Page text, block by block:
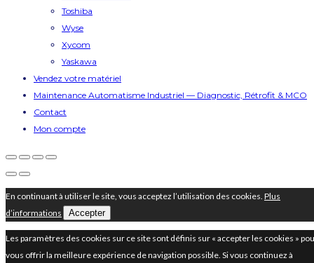
Toshiba
Wyse
Xycom
Yaskawa
Vendez votre matériel
Maintenance Automatisme Industriel — Diagnostic, Rétrofit & MCO
Contact
Mon compte
En continuant à utiliser le site, vous acceptez l’utilisation des cookies. Plus
d’informations
Accepter
Les paramètres des cookies sur ce site sont définis sur « accepter les cookies »
vous offrir la meilleure expérience de navigation possible. Si vous continuez à